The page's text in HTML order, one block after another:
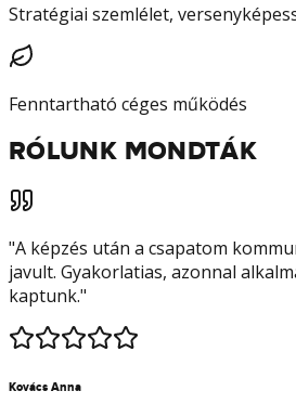
Stratégiai szemlélet,
Fenntartható céges működés
RÓLUNK MONDTÁK
"A képzés után a csapatom
javult. Gyakorlatias, azonnal
kaptunk."
Kovács Anna